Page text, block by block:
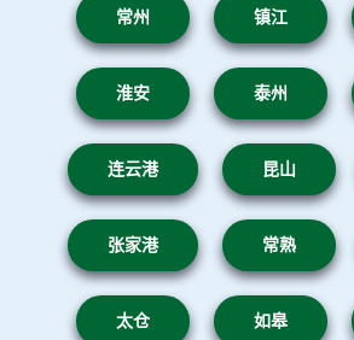
常州 镇江
淮安 泰州
连云港 昆山
张家港 常熟
太仓 如皋